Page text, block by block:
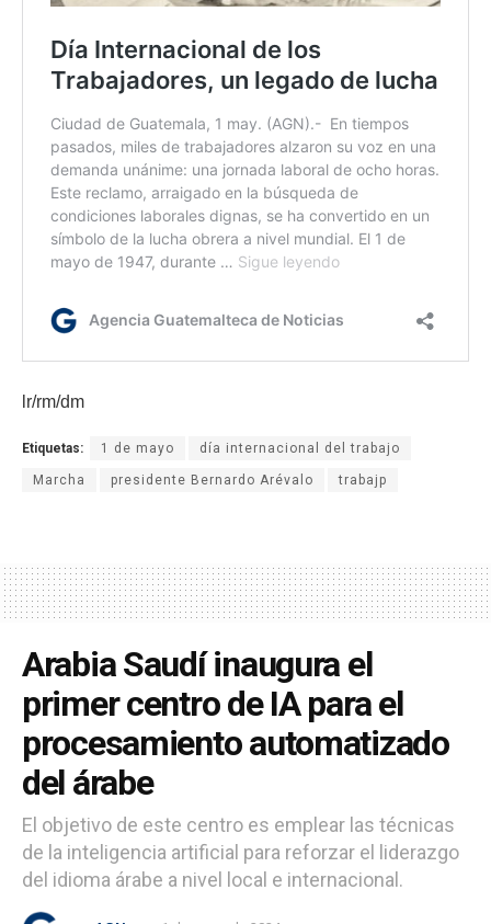
lr/rm/dm
Etiquetas: 1 de mayo día internacional del trabajo
Marcha presidente Bernardo Arévalo trabajp
Arabia Saudí inaugura el
primer centro de IA para el
procesamiento automatizado
del árabe
El objetivo de este centro es emplear las técnicas
de la inteligencia artificial para reforzar el liderazgo
del idioma árabe a nivel local e internacional.